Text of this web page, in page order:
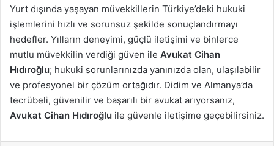
Yurt dışında yaşayan müvekkillerin Türkiye’deki hukuki
işlemlerini hızlı ve sorunsuz şekilde sonuçlandırmayı
hedefler. Yılların deneyimi, güçlü iletişimi ve binlerce
mutlu müvekkilin verdiği güven ile Avukat Cihan
Hıdıroğlu; hukuki sorunlarınızda yanınızda olan, ulaşılabilir
ve profesyonel bir çözüm ortağıdır. Didim ve Almanya’da
tecrübeli, güvenilir ve başarılı bir avukat arıyorsanız,
Avukat Cihan Hıdıroğlu ile güvenle iletişime geçebilirsiniz.